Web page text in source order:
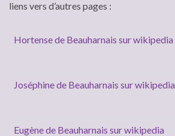
liens vers d’autres pages :
Hortense de Beauharnais sur wikipedia
Joséphine de Beauharnais sur wikipedia
Eugène de Beauharnais sur wikipedia